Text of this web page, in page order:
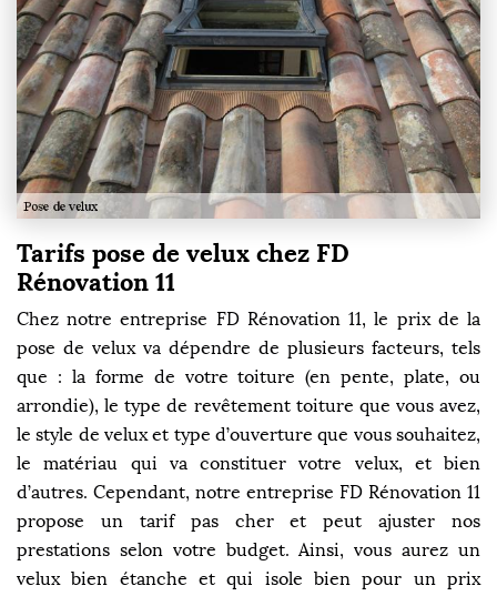
Tarifs pose de velux chez FD
Rénovation 11
Chez notre entreprise FD Rénovation 11, le prix de la
pose de velux va dépendre de plusieurs facteurs, tels
que : la forme de votre toiture (en pente, plate, ou
arrondie), le type de revêtement toiture que vous avez,
le style de velux et type d’ouverture que vous souhaitez,
le matériau qui va constituer votre velux, et bien
d’autres. Cependant, notre entreprise FD Rénovation 11
propose un tarif pas cher et peut ajuster nos
prestations selon votre budget. Ainsi, vous aurez un
velux bien étanche et qui isole bien pour un prix